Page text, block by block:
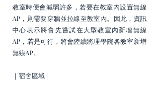
教室時便會減弱許多，若要在教室內設置無線
AP，則需要穿牆並拉線至教室內。因此，資訊
中心表示將會先嘗試在大型教室內新增無線
AP，若是可行，將會陸續將理學院各教室新增
無線AP。
｜宿舍區域｜